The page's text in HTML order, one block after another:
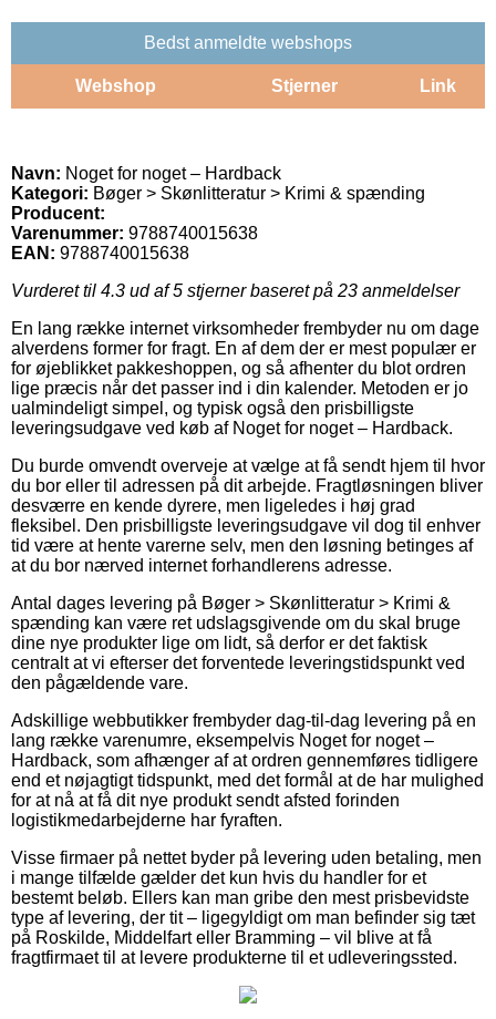
Bedst anmeldte webshops
Webshop Stjerner Link
Navn: Noget for noget – Hardback
Kategori: Bøger > Skønlitteratur > Krimi & spænding
Producent:
Varenummer: 9788740015638
EAN: 9788740015638
Vurderet til 4.3 ud af 5 stjerner baseret på 23 anmeldelser
En lang række internet virksomheder frembyder nu om dage
alverdens former for fragt. En af dem der er mest populær er
for øjeblikket pakkeshoppen, og så afhenter du blot ordren
lige præcis når det passer ind i din kalender. Metoden er jo
ualmindeligt simpel, og typisk også den prisbilligste
leveringsudgave ved køb af Noget for noget – Hardback.
Du burde omvendt overveje at vælge at få sendt hjem til hvor
du bor eller til adressen på dit arbejde. Fragtløsningen bliver
desværre en kende dyrere, men ligeledes i høj grad
fleksibel. Den prisbilligste leveringsudgave vil dog til enhver
tid være at hente varerne selv, men den løsning betinges af
at du bor nærved internet forhandlerens adresse.
Antal dages levering på Bøger > Skønlitteratur > Krimi &
spænding kan være ret udslagsgivende om du skal bruge
dine nye produkter lige om lidt, så derfor er det faktisk
centralt at vi efterser det forventede leveringstidspunkt ved
den pågældende vare.
Adskillige webbutikker frembyder dag-til-dag levering på en
lang række varenumre, eksempelvis Noget for noget –
Hardback, som afhænger af at ordren gennemføres tidligere
end et nøjagtigt tidspunkt, med det formål at de har mulighed
for at nå at få dit nye produkt sendt afsted forinden
logistikmedarbejderne har fyraften.
Visse firmaer på nettet byder på levering uden betaling, men
i mange tilfælde gælder det kun hvis du handler for et
bestemt beløb. Ellers kan man gribe den mest prisbevidste
type af levering, der tit – ligegyldigt om man befinder sig tæt
på Roskilde, Middelfart eller Bramming – vil blive at få
fragtfirmaet til at levere produkterne til et udleveringssted.